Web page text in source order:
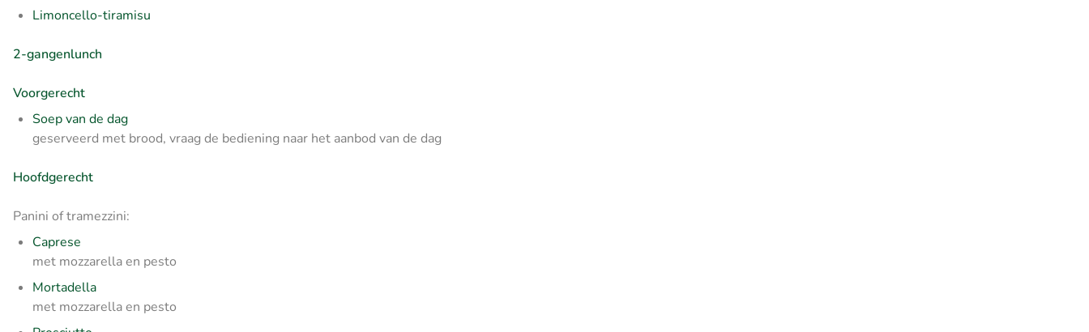
Limoncello-tiramisu
2-gangenlunch
Voorgerecht
Soep van de dag
geserveerd met brood, vraag de bediening naar het aanbod van de dag
Hoofdgerecht
Panini of tramezzini:
Caprese
met mozzarella en pesto
Mortadella
met mozzarella en pesto